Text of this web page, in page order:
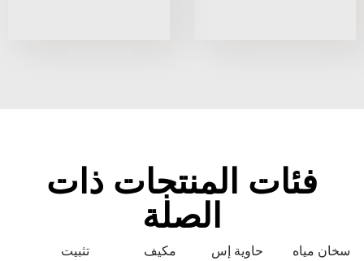
فئات المنتجات ذات
الصلة
سخان مياه
حاوية إس
مكيف
تثبيت